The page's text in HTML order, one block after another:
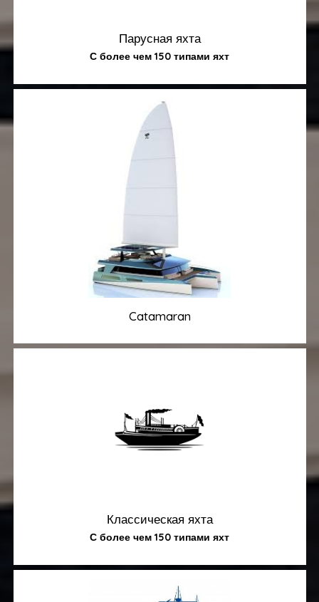
Парусная яхта
С более чем 150 типами яхт
Catamaran
Классическая яхта
С более чем 150 типами яхт